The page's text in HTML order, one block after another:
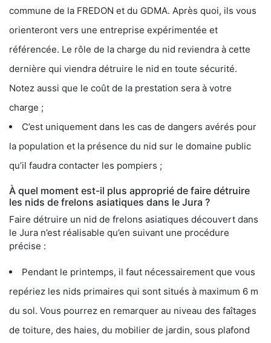
commune de la FREDON et du GDMA. Après quoi, ils vous
orienteront vers une entreprise expérimentée et
référencée. Le rôle de la charge du nid reviendra à cette
dernière qui viendra détruire le nid en toute sécurité.
Notez aussi que le coût de la prestation sera à votre
charge ;
C’est uniquement dans les cas de dangers avérés pour
la population et la présence du nid sur le domaine public
qu’il faudra contacter les pompiers ;
À quel moment est-il plus approprié de faire détruire
les nids de frelons asiatiques dans le Jura ?
Faire détruire un nid de frelons asiatiques découvert dans
le Jura n’est réalisable qu’en suivant une procédure
précise :
Pendant le printemps, il faut nécessairement que vous
repériez les nids primaires qui sont situés à maximum 6 m
du sol. Vous pourrez en remarquer au niveau des faîtages
de toiture, des haies, du mobilier de jardin, sous plafond